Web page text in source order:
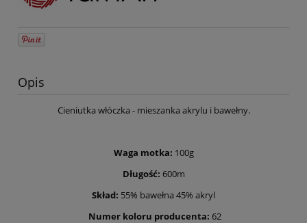
Opis
Cieniutka włóczka - mieszanka akrylu i bawełny.
Waga motka: 100g
Długość: 600m
Skład: 55% bawełna 45% akryl
Numer koloru producenta: 62